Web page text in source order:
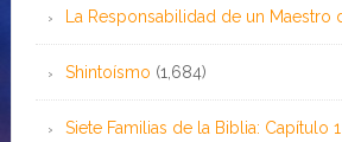
La Responsabilidad de un Maestro
Shintoísmo (1,684)
Siete Familias de la Biblia: Capítulo 1